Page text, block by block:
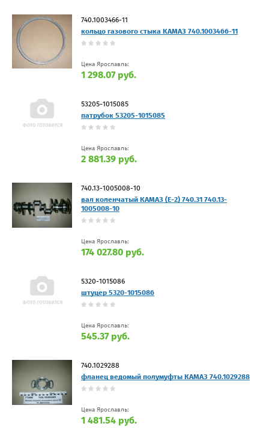
740.1003466-11
кольцо газового стыка КАМАЗ 740.1003466-11
Цена Ярославль:
1 298.07 руб.
53205-1015085
патрубок 53205-1015085
Цена Ярославль:
2 881.39 руб.
740.13-1005008-10
вал коленчатый КАМАЗ (Е-2) 740.31 740.13-
1005008-10
Цена Ярославль:
174 027.80 руб.
5320-1015086
штуцер 5320-1015086
Цена Ярославль:
545.37 руб.
740.1029288
фланец ведомый полумуфты КАМАЗ 740.1029288
Цена Ярославль:
1 481.54 руб.